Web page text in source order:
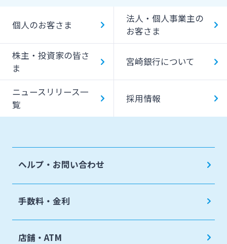
個人のお客さま
法人・個人事業主の
お客さま
株主・投資家の皆さ
ま
宮崎銀行について
ニュースリリース一
覧
採用情報
ヘルプ・お問い合わせ
手数料・金利
店舗・ATM